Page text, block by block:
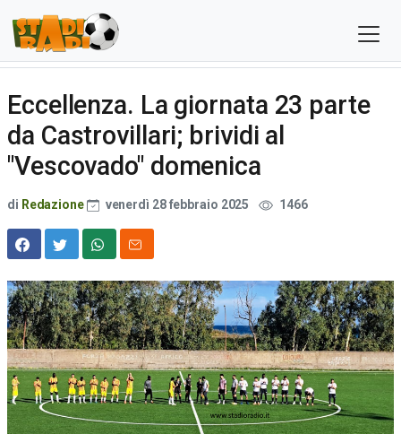
Eccellenza. La giornata 23 parte
da Castrovillari; brividi al
"Vescovado" domenica
di Redazione venerdì 28 febbraio 2025 1466